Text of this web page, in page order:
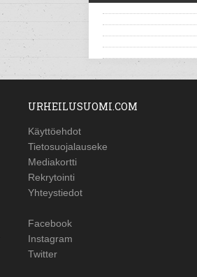
URHEILUSUOMI.COM
Käyttöehdot
Tietosuojalauseke
Mediakortti
Rekrytointi
Yhteystiedot
Facebook
Instagram
Twitter